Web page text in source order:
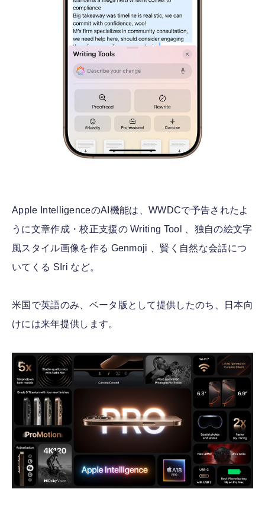
Apple IntelligenceのAI機能は、WWDCで予告されたよ
うに文章作成・校正支援の Writing Tool 、独自の絵文字
風スタイル画像を作る Genmoji 、賢く自然な会話につ
いてくる SIri など。
米国で英語のみ、ベータ版として提供したのち、日本向
けには来年提供します。